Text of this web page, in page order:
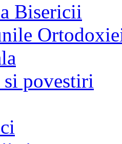
Bisericii
povestiri